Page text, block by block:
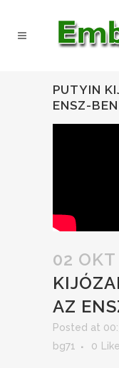
PUTYIN
ENSZ-BEN
02 OKT
AZ
Posted at
bg71
0